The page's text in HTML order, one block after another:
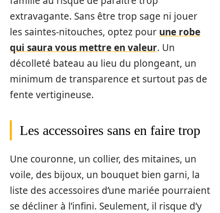
extravagante. Sans être trop sage ni jouer
les saintes-nitouches, optez pour une robe
qui saura vous mettre en valeur. Un
décolleté bateau au lieu du plongeant, un
minimum de transparence et surtout pas de
fente vertigineuse.
Les accessoires sans en faire trop
Une couronne, un collier, des mitaines, un
voile, des bijoux, un bouquet bien garni, la
liste des accessoires d’une mariée pourraient
se décliner à l’infini. Seulement, il risque d’y